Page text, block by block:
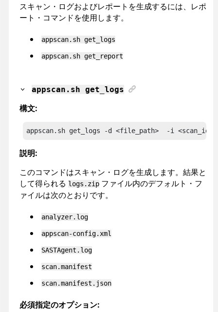
スキャン・ログおよびレポートを生成するには、レポ
ート・コマンドを使用します。
appscan.sh get_logs
appscan.sh get_report
appscan .sh get_logs
構文:
appscan.sh get_logs -d <file_path>  -i <scan_id>
説明:
このコマンドはスキャン・ログを生成します。結果と
して得られる logs.zip ファイル内のデフォルト・フ
ァイルは次のとおりです。
analyzer.log
appscan-config.xml
SASTAgent.log
scan.manifest
scan.manifest.json
必須指定のオプション: